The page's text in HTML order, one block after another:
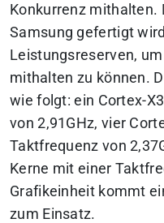
Konkurrenz mithalten.
Samsung gefertigt
Leistungsreserven,
mithalten zu können.
wie folgt: ein Cortex-
von 2,91GHz, vier
Taktfrequenz von
Kerne mit einer
Grafikeinheit kommt
zum Einsatz.